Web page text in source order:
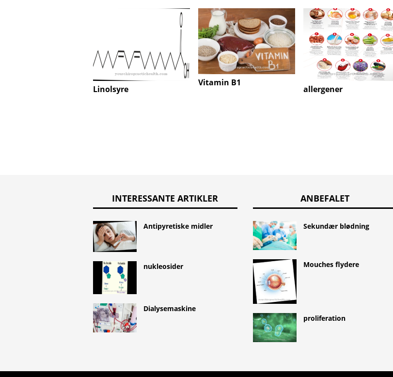
Linolsyre
Vitamin B1
allergener
INTERESSANTE ARTIKLER
Antipyretiske midler
nukleosider
Dialysemaskine
ANBEFALET
Sekundær blødning
Mouches flydere
proliferation